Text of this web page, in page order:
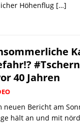
Höhenflug […]
40 Jahren
neuen Bericht am
hält an und mit